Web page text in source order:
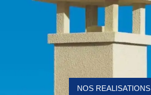
NOS REALISATIONS